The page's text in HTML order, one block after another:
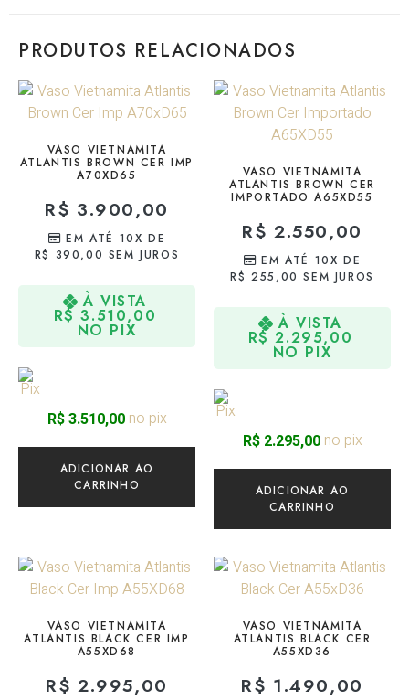
PRODUTOS RELACIONADOS
VASO VIETNAMITA
ATLANTIS BROWN CER IMP
A70XD65
R$ 3.900,00
EM ATÉ 10X DE
R$ 390,00 SEM JUROS
À VISTA
R$ 3.510,00
NO PIX
R$3.510,00no pix
ADICIONAR AO
CARRINHO
VASO VIETNAMITA
ATLANTIS BROWN CER
IMPORTADO A65XD55
R$ 2.550,00
EM ATÉ 10X DE
R$ 255,00 SEM JUROS
À VISTA
R$ 2.295,00
NO PIX
R$2.295,00no pix
ADICIONAR AO
CARRINHO
VASO VIETNAMITA
ATLANTIS BLACK CER IMP
A55XD68
R$ 2.995,00
VASO VIETNAMITA
ATLANTIS BLACK CER
A55XD36
R$ 1.490,00